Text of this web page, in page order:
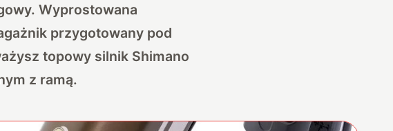
Wyprostowana
przygotowany pod
topowy silnik Shimano
z ramą.